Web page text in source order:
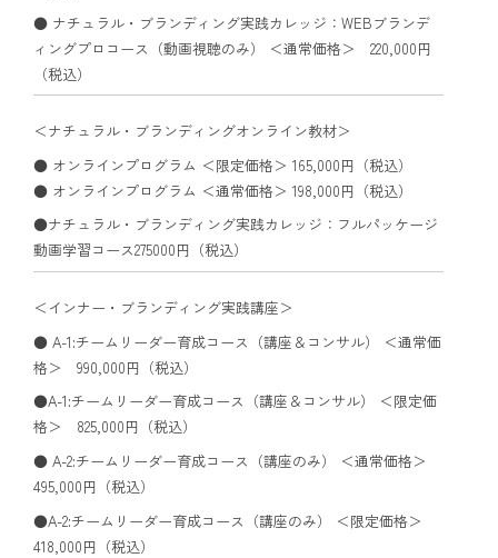
● ナチュラル・ブランディング実践カレッジ：WEBブランデ
ィングプロコース（動画視聴のみ） ＜通常価格＞ 220,000円
（税込）
＜ナチュラル・ブランディングオンライン教材＞
● オンラインプログラム ＜限定価格＞ 165,000円（税込）
● オンラインプログラム ＜通常価格＞ 198,000円（税込）
●ナチュラル・ブランディング実践カレッジ：フルパッケージ
動画学習コース275000円（税込）
＜インナー・ブランディング実践講座＞
● A-1:チームリーダー育成コース（講座＆コンサル） ＜通常価
格＞ 990,000円（税込）
●A-1:チームリーダー育成コース（講座＆コンサル） ＜限定価
格＞ 825,000円（税込）
● A-2:チームリーダー育成コース（講座のみ） ＜通常価格＞
495,000円（税込）
●A-2:チームリーダー育成コース（講座のみ） ＜限定価格＞
418,000円（税込）